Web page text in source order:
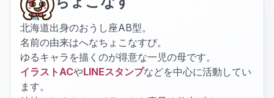
北海道出身のおうし座AB型。
名前の由来はへなちょこなすび。
ゆるキャラを描くのが得意な一児の母です。
イラストACやLINEスタンプなどを中心に活動してい
ます。